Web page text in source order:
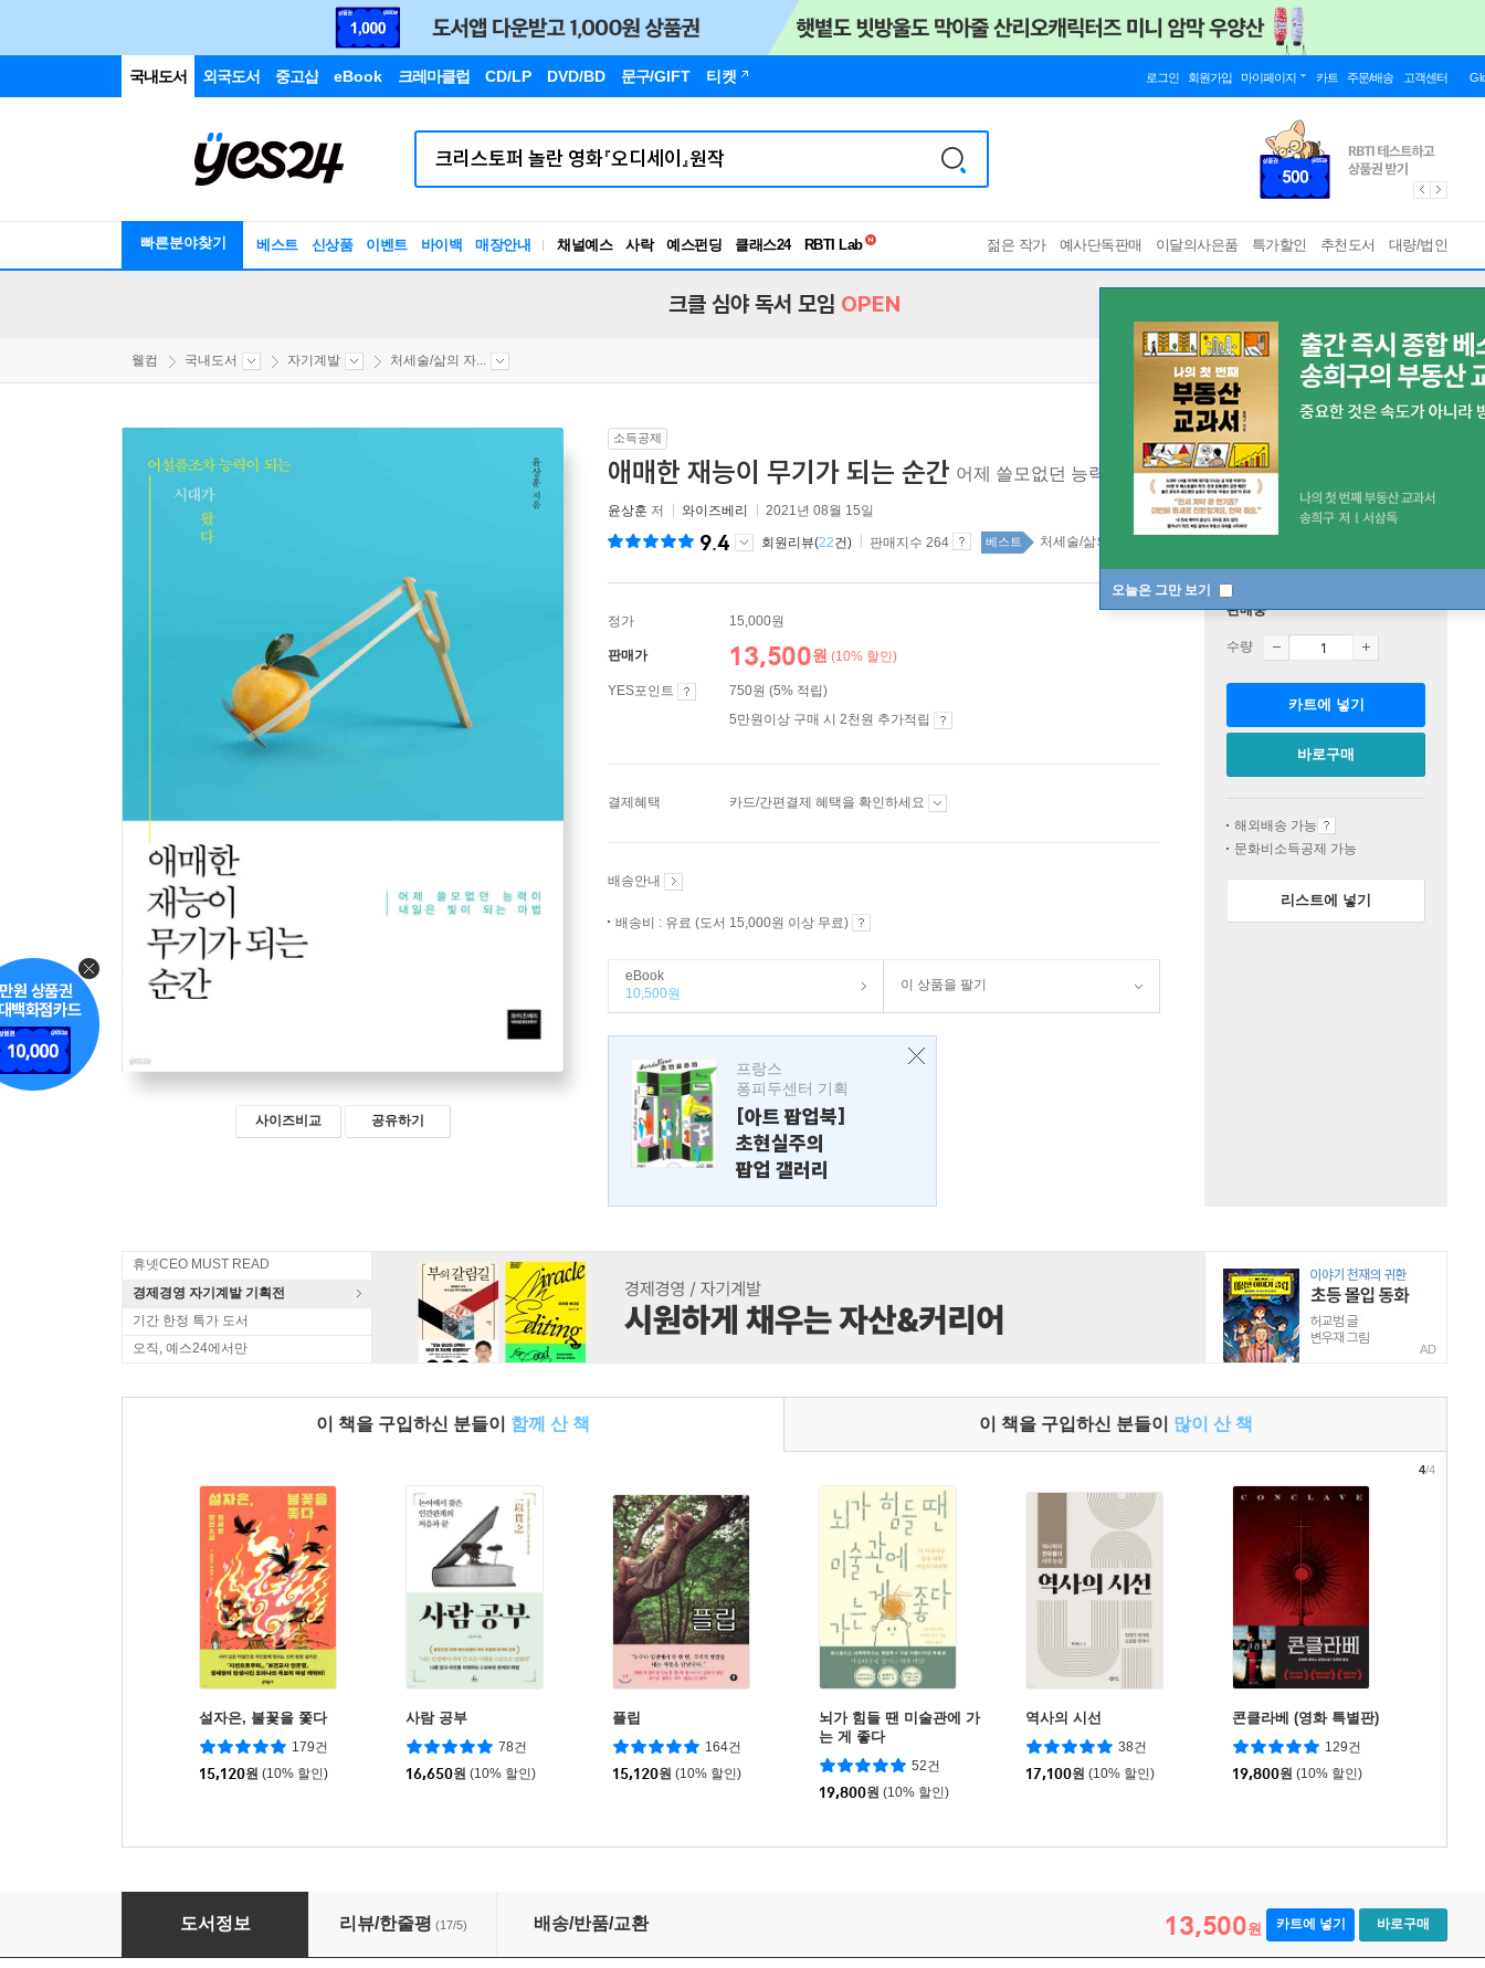
국내도서 외국도서 중고샵 eBook 크레마클럽 CD/LP DVD/BD 문구/GIFT 티켓 로그인 회원가입 마이페이지 카트 주문/배송 고객센터
빠른분야찾기 베스트 신상품 이벤트 바이백 매장안내 채널예스 사락 예스펀딩 클래스24
RBTI Lab
독서유형검사
젊은 작가 예사단독판매 이달의사은품 특가할인 추천도서 대량/법인
오늘은 그만 보기
크클 심야 독서 모임 OPEN
웰컴 국내도서 자기계발 처세술/삶의 자...
사이즈비교 공유하기
소득공제
애매한 재능이 무기가 되는 순간 어제 쓸모없던 능력이 내일은 빛이 되는 마법
윤상훈 저 와이즈베리 2021년 08월 15일
9.4 회원리뷰(22건) 판매지수 264 베스트 처세술/삶의 자세 top100 2주
정가 15,000원
판매가 13,500원 (10% 할인)
YES포인트
750원 (5% 적립)
5만원이상 구매 시 2천원 추가적립
결제혜택 카드/간편결제 혜택을 확인하세요
배송안내
배송비 : 유료 (도서 15,000원 이상 무료)
eBook
10,500원
이 상품을 팔기
프랑스
퐁피두센터 기획
[아트 팝업북]
초현실주의
팝업 갤러리
판매중
수량
카트에 넣기
바로구매
해외배송 가능
문화비소득공제 가능
리스트에 넣기
휴넷CEO MUST READ
경제경영 자기계발 기획전
기간 한정 특가 도서
오직, 예스24에서만
AD
이 책을 구입하신 분들이 함께 산 책 이 책을 구입하신 분들이 많이 산 책
설자은, 불꽃을 쫓다
179건
15,120원 (10% 할인)
사람 공부
78건
16,650원 (10% 할인)
플립
164건
15,120원 (10% 할인)
뇌가 힘들 땐 미술관에 가
는 게 좋다
52건
19,800원 (10% 할인)
역사의 시선
38건
17,100원 (10% 할인)
콘클라베 (영화 특별판)
129건
19,800원 (10% 할인)
4/4
애매한 재능이 무기가 되는 순간
도서정보 리뷰/한줄평 (17/5) 배송/반품/교환 13,500원 카트에 넣기 바로구매